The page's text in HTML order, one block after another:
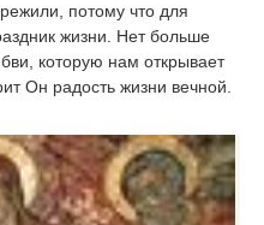
потому что для
жизни. Нет больше
которую нам открывает
Он радость жизни вечной.